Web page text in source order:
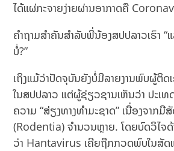
ໄດ້ແຜ່ກະຈາຍງ່າຍຜ່ານອາກາດຄື
ຄຳຖາມສຳຄັນສຳລັບພີ່ນ້ອງສປປລາວເຮົາ “
ບໍ່?”
ເຖິງແມ້ວ່າປັດຈຸບັນຍັງບໍ່ມີລາຍງານພົບຜູ້ຕິ
ໃນສປປລາວ ແຕ່ຜູ້ຊ່ຽວຊານເຫັນວ່າ ປະເ
ຄວາມ “ສ່ຽງທາງທຳມະຊາດ” ເນື່ອງຈາກມີ
(Rodentia) ຈຳນວນຫຼາຍ. ໂດຍບົດວິໄຈ
ວ່າ Hantavirus ເຄີຍຖືກກວດພົບໃນສັດ